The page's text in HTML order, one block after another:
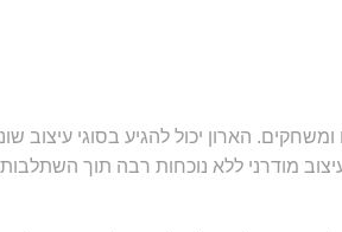
הארון יכול להגיע בסוגי עיצוב
מודרני ללא נוכחות רבה תוך השתלבות